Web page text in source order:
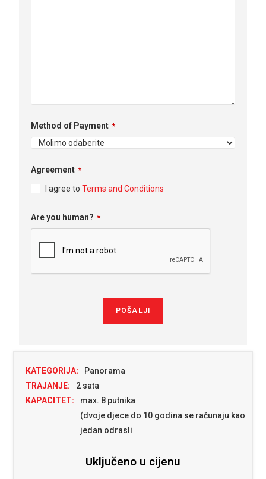
Method of Payment *
Agreement *
I agree toTerms and Conditions
Business
Email *
Are you human? *
POŠALJI
KATEGORIJA:
Panorama
TRAJANJE:
2 sata
KAPACITET:
max. 8 putnika
(dvoje djece do 10 godina se računaju kao
jedan odrasli
Uključeno u cijenu